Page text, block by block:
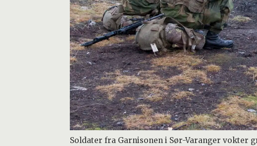
Soldater fra Garnisonen i Sør-Varanger vokter